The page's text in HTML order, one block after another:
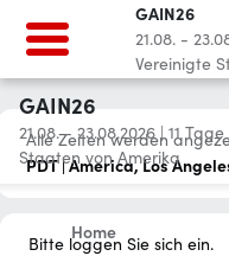
GAIN26
21.08. - 23.08.2026|11 Tage
Staaten von Amerika
Home
GAIN26
21.08. -
Vereinigte
Alle Zeiten werden
PDT | America, Los
Bitte loggen Sie sich ein.